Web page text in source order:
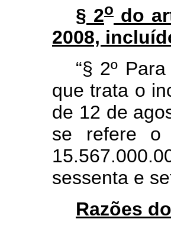
§ 2o do
2008,
“§ 2º
que trata o
de 12 de
se refere o
sessenta e
Razões